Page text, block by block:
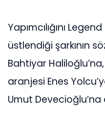
Yapımcılığını
üstlendiği şarkının
Bahtiyar Haliloğlu’na,
aranjesi Enes
Umut Devecioğlu’na